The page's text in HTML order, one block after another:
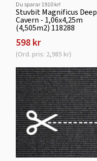
Du sparar 1910 kr!
Stuvbit Magnificus Deep
Cavern - 1,06x4,25m
(4,505m2) 118288
598 kr
(Ord. pris: 2,985 kr)